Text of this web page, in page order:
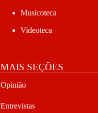
Musicoteca
Videoteca
MAIS SEÇÕES
Opinião
Entrevistas